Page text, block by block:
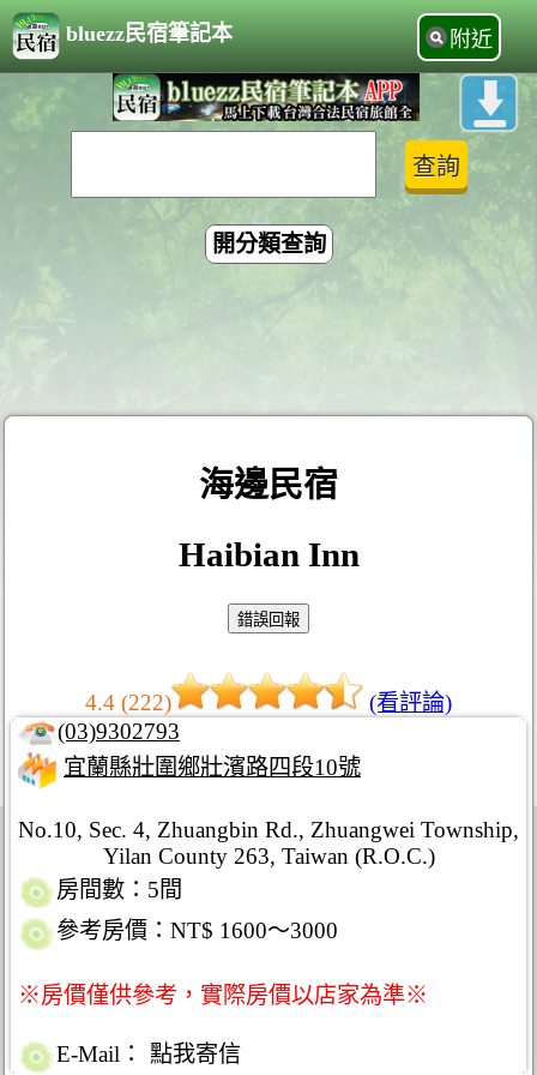
bluezz民宿筆記本 附近
開分類查詢
海邊民宿
Haibian Inn
4.4 (222)
(看評論)
(03)9302793
宜蘭縣壯圍鄉壯濱路四段10號
No.10, Sec. 4, Zhuangbin Rd., Zhuangwei Township,
Yilan County 263, Taiwan (R.O.C.)
房間數：5間
參考房價：NT$ 1600～3000
※房價僅供參考，實際房價以店家為準※
E-Mail： 點我寄信